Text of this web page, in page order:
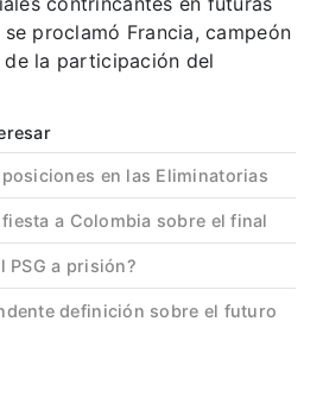
proclamó Francia, campeón
la participación del
en las Eliminatorias
a Colombia sobre el final
PSG a prisión?
definición sobre el futuro